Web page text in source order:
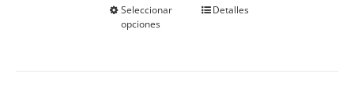
Seleccionar
opciones
EsteDetalles